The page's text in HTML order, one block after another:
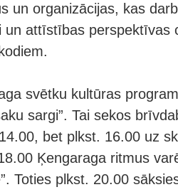
un organizācijas, kas
un attīstības perspektīvas
svētku kultūras
sargi”. Tai sekos
bet plkst. 16.00 uz
Ķengaraga ritmus
Toties plkst. 20.00